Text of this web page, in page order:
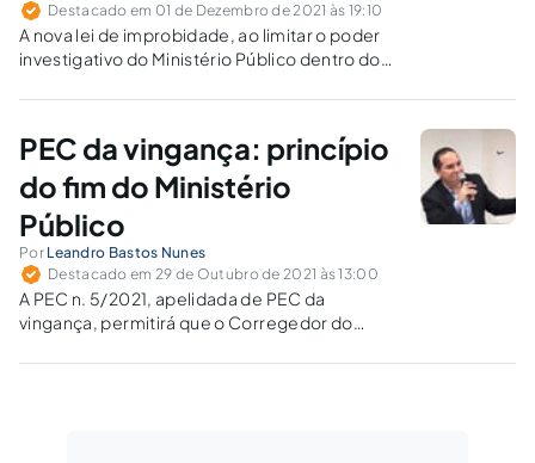
Destacado em 01 de Dezembro de 2021 às 19:10
A nova lei de improbidade, ao limitar o poder
investigativo do Ministério Público dentro do
sancionadora pelo Estado, engendra a
administrativa.
PEC da vingança: princípio
do fim do Ministério
Público
Por Leandro Bastos Nunes
Destacado em 29 de Outubro de 2021 às 13:00
A PEC n. 5/2021, apelidada de PEC da
vingança, permitirá que o Corregedor do
Congresso Nacional. Será o fim da